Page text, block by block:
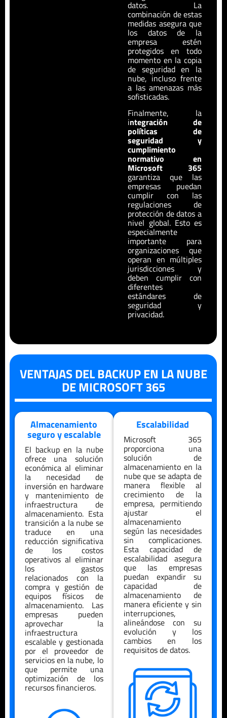
datos. La
combinación de estas
medidas asegura que
los datos de la
empresa estén
protegidos en todo
momento en la copia
de seguridad en la
nube, incluso frente
a las amenazas más
sofisticadas.
Finalmente, la
integración de
políticas de
seguridad y
cumplimiento
normativo en
Microsoft 365
garantiza que las
empresas puedan
cumplir con las
regulaciones de
protección de datos a
nivel global. Esto es
especialmente
importante para
organizaciones que
operan en múltiples
jurisdicciones y
deben cumplir con
diferentes
estándares de
seguridad y
privacidad.
VENTAJAS DEL BACKUP EN LA NUBE
DE MICROSOFT 365
Almacenamiento
seguro y escalable
El backup en la nube
ofrece una solución
económica al eliminar
la necesidad de
inversión en hardware
y mantenimiento de
infraestructura de
almacenamiento. Esta
transición a la nube se
traduce en una
reducción significativa
de los costos
operativos al eliminar
los gastos
relacionados con la
compra y gestión de
equipos físicos de
almacenamiento. Las
empresas pueden
aprovechar la
infraestructura
escalable y gestionada
por el proveedor de
servicios en la nube, lo
que permite una
optimización de los
recursos financieros.
Escalabilidad
Microsoft 365
proporciona una
solución de
almacenamiento en la
nube que se adapta de
manera flexible al
crecimiento de la
empresa, permitiendo
ajustar el
almacenamiento
según las necesidades
sin complicaciones.
Esta capacidad de
escalabilidad asegura
que las empresas
puedan expandir su
capacidad de
almacenamiento de
manera eficiente y sin
interrupciones,
alineándose con su
evolución y los
cambios en los
requisitos de datos.